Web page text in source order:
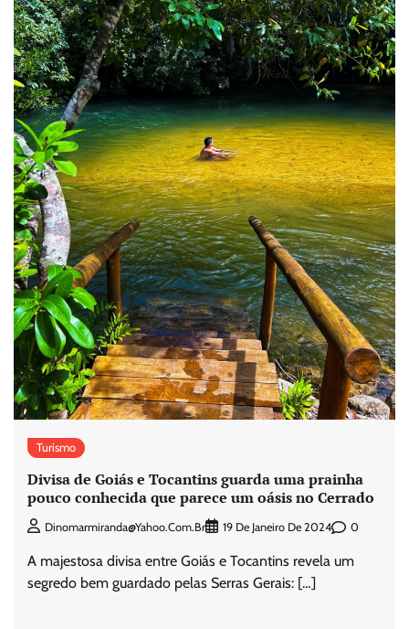
Turismo
Divisa de Goiás e Tocantins guarda uma prainha
pouco conhecida que parece um oásis no Cerrado
Dinomarmiranda@yahoo.com.br 19 De Janeiro De 2024 0
A majestosa divisa entre Goiás e Tocantins revela um
segredo bem guardado pelas Serras Gerais: […]